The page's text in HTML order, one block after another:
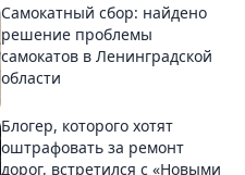
Самокатный сбор: найдено
решение проблемы
самокатов в Ленинградской
области
Блогер, которого хотят
оштрафовать за ремонт
дорог, встретился с «Новыми